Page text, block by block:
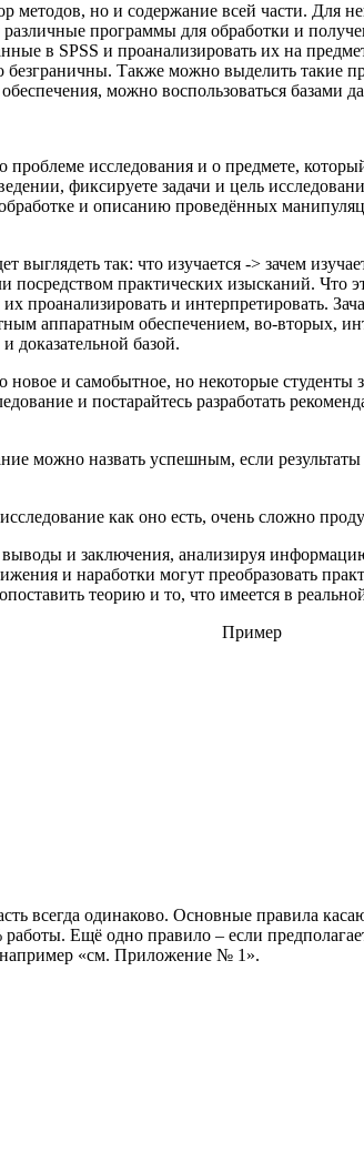
но и содержание всей части. Для
программы для обработки и
в SPSS и проанализировать их на
безграничны. Также можно выделить
можно воспользоваться базами
проблеме исследования и о предмете,
фиксируете задачи и цель
и описанию проведённых
так: что изучается -> зачем
практических изысканий. Что
проанализировать и интерпретировать.
аппаратным обеспечением, во-вторых,
доказательной базой.
новое и самобытное, но некоторые
и постарайтесь разработать
можно назвать успешным, если
как оно есть, очень сложно
выводы и заключения, анализируя
и наработки могут преобразовать
теорию и то, что имеется в
Пример
всегда одинаково. Основные правила
Ещё одно правило – если
например «см. Приложение № 1».